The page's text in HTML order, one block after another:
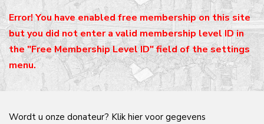
Error! You have enabled free membership on this site
but you did not enter a valid membership level ID in
the "Free Membership Level ID" field of the settings
menu.
Wordt u onze donateur? Klik hier voor gegevens